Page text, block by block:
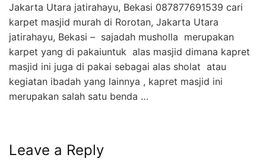
Jakarta Utara jatirahayu, Bekasi 087877691539 cari
karpet masjid murah di Rorotan, Jakarta Utara
jatirahayu, Bekasi – sajadah musholla merupakan
karpet yang di pakaiuntuk alas masjid dimana kapret
masjid ini juga di pakai sebagai alas sholat atau
kegiatan ibadah yang lainnya , kapret masjid ini
merupakan salah satu benda …
Leave a Reply